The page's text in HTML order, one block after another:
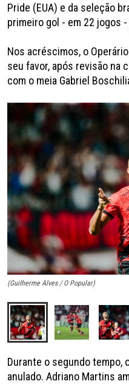
Pride (EUA) e da seleção
primeiro gol - em 22 jogos
Nos acréscimos, o
seu favor, após revisão na
com o meia Gabriel
(Guilherme Alves / O Popular)
Durante o segundo tempo,
anulado. Adriano Martins